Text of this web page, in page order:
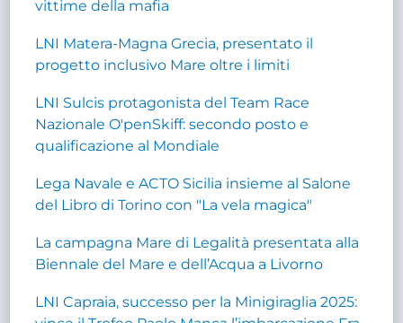
vittime della mafia
LNI Matera-Magna Grecia, presentato il
progetto inclusivo Mare oltre i limiti
LNI Sulcis protagonista del Team Race
Nazionale O'penSkiff: secondo posto e
qualificazione al Mondiale
Lega Navale e ACTO Sicilia insieme al Salone
del Libro di Torino con "La vela magica"
La campagna Mare di Legalità presentata alla
Biennale del Mare e dell’Acqua a Livorno
LNI Capraia, successo per la Minigiraglia 2025: